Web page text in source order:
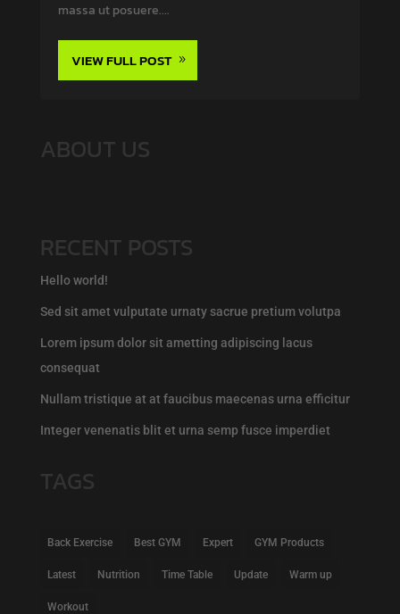
massa ut posuere....
VIEW FULL POST
ABOUT US
RECENT POSTS
Hello world!
Sed sit amet vulputate urnaty sacrue pretium volutpa
Lorem ipsum dolor sit ametting adipiscing lacus
consequat
Nullam tristique at at faucibus maecenas urna efficitur
Integer venenatis blit et urna semp fusce imperdiet
TAGS
Back Exercise Best GYM Expert GYM Products
Latest Nutrition Time Table Update Warm up
Workout